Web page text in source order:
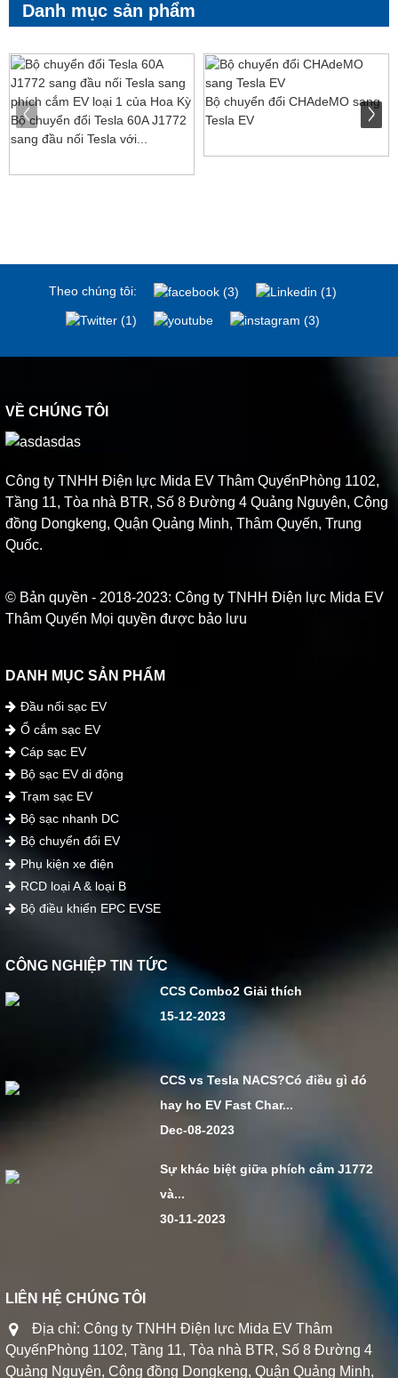
Danh mục sản phẩm
Bộ chuyển đổi Tesla 60A J1772
sang đầu nối Tesla với...
Bộ chuyển đổi CHAdeMO sang
Tesla EV
Theo chúng tôi:
VỀ CHÚNG TÔI
Công ty TNHH Điện lực Mida EV Thâm QuyếnPhòng 1102,
Tầng 11, Tòa nhà BTR, Số 8 Đường 4 Quảng Nguyên, Cộng
đồng Dongkeng, Quận Quảng Minh, Thâm Quyến, Trung
Quốc.
© Bản quyền - 2018-2023: Công ty TNHH Điện lực Mida EV
Thâm Quyến Mọi quyền được bảo lưu
DANH MỤC SẢN PHẨM
Đầu nối sạc EV
Ổ cắm sạc EV
Cáp sạc EV
Bộ sạc EV di động
Trạm sạc EV
Bộ sạc nhanh DC
Bộ chuyển đổi EV
Phụ kiện xe điện
RCD loại A & loại B
Bộ điều khiển EPC EVSE
CÔNG NGHIỆP TIN TỨC
CCS Combo2 Giải thích
15-12-2023
CCS vs Tesla NACS?Có điều gì đó
hay ho EV Fast Char...
Dec-08-2023
Sự khác biệt giữa phích cắm J1772
và...
30-11-2023
LIÊN HỆ CHÚNG TÔI
Địa chỉ: Công ty TNHH Điện lực Mida EV Thâm
QuyếnPhòng 1102, Tầng 11, Tòa nhà BTR, Số 8 Đường 4
Quảng Nguyên, Cộng đồng Dongkeng, Quận Quảng Minh,